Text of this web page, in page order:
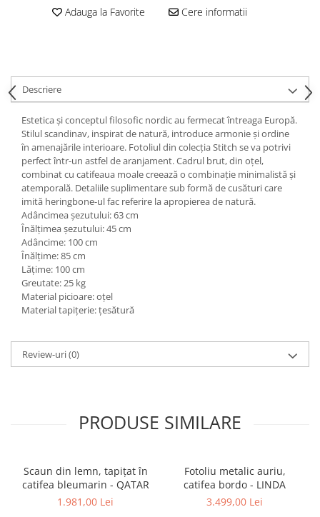
Corpuri de iluminat
Adauga la Favorite Cere informatii
Descriere
Estetica și conceptul filosofic nordic au fermecat întreaga Europă.
Stilul scandinav, inspirat de natură, introduce armonie și ordine
în amenajările interioare. Fotoliul din colecția Stitch se va potrivi
perfect într-un astfel de aranjament. Cadrul brut, din oțel,
combinat cu catifeaua moale creează o combinație minimalistă și
atemporală. Detaliile suplimentare sub formă de cusături care
imită heringbone-ul fac referire la apropierea de natură.
Adâncimea șezutului: 63 cm
Înălțimea șezutului: 45 cm
Adâncime: 100 cm
Înălțime: 85 cm
Lățime: 100 cm
Greutate: 25 kg
Material picioare: oțel
Material tapițerie: țesătură
Review-uri(0)
PRODUSE SIMILARE
Scaun din lemn, tapițat în
catifea bleumarin - QATAR
1.981,00 Lei
Fotoliu metalic auriu,
catifea bordo - LINDA
3.499,00 Lei